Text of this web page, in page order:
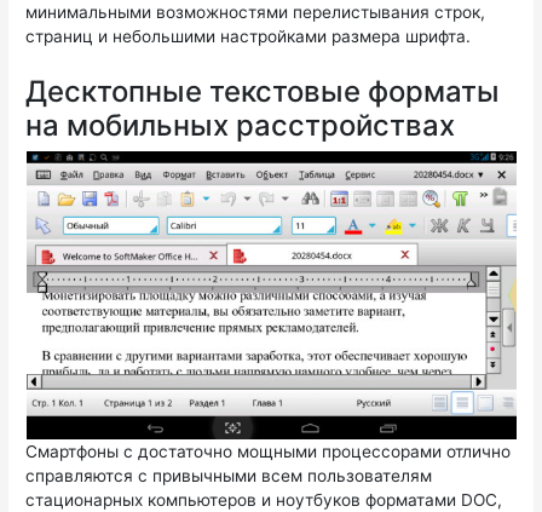
минимальными возможностями перелистывания строк,
страниц и небольшими настройками размера шрифта.
Десктопные текстовые форматы
на мобильных расстройствах
Смартфоны с достаточно мощными процессорами отлично
справляются с привычными всем пользователям
стационарных компьютеров и ноутбуков форматами DOC,